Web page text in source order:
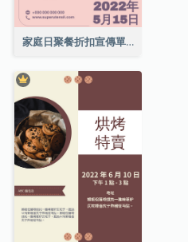
家庭日聚餐折扣宣傳單張